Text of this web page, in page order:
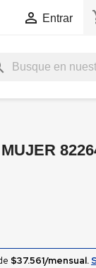
 Entrar
$37.561/mensual.